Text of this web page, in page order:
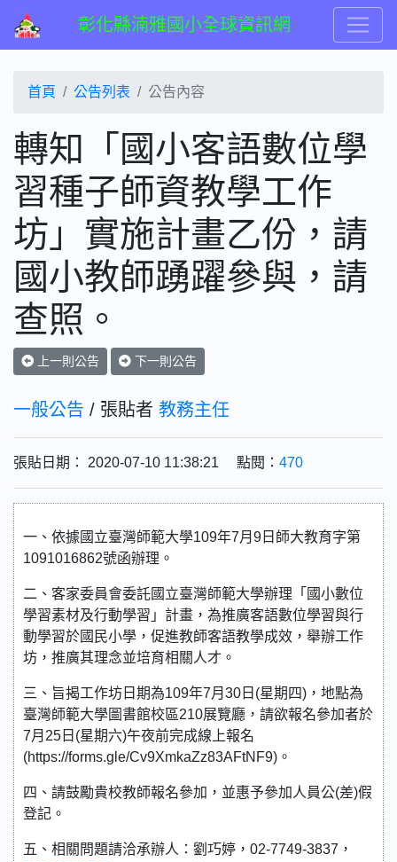
彰化縣湳雅國小全球資訊網
首頁 公告列表 公告內容
轉知「國小客語數位學
習種子師資教學工作
坊」實施計畫乙份，請
國小教師踴躍參與，請
查照。
上一則公告 下一則公告
一般公告 / 張貼者 教務主任
張貼日期： 2020-07-10 11:38:21 點閱： 470
一、依據國立臺灣師範大學109年7月9日師大教育字第
1091016862號函辦理。
二、客家委員會委託國立臺灣師範大學辦理「國小數位
學習素材及行動學習」計畫，為推廣客語數位學習與行
動學習於國民小學，促進教師客語教學成效，舉辦工作
坊，推廣其理念並培育相關人才。
三、旨揭工作坊日期為109年7月30日(星期四)，地點為
臺灣師範大學圖書館校區210展覽廳，請欲報名參加者於
7月25日(星期六)午夜前完成線上報名
(https://forms.gle/Cv9XmkaZz83AFtNF9)。
四、請鼓勵貴校教師報名參加，並惠予參加人員公(差)假
登記。
五、相關問題請洽承辦人：劉巧婷，02-7749-3837，